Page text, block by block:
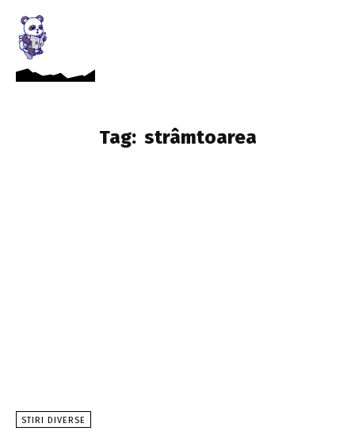
Tag: strâmtoarea
STIRI DIVERSE